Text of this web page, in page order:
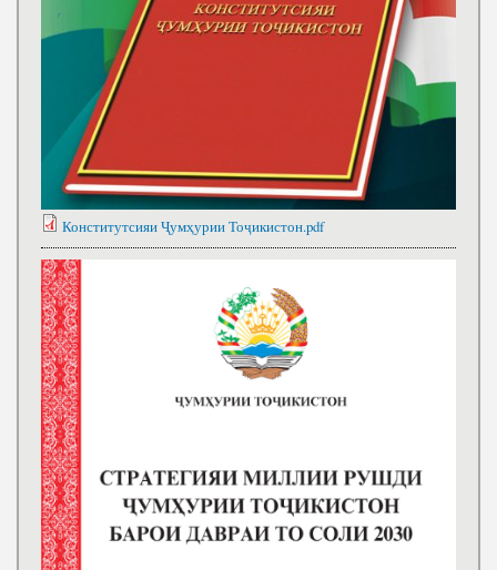
Конститутсияи Ҷумҳурии Тоҷикистон.pdf